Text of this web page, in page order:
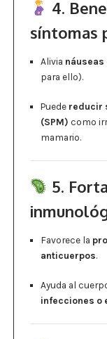
4.
síntomas
Alivia náuseas
para ello).
Puede reducir
(SPM) como
mamario.
5.
Favorece la
anticuerpos.
Ayuda al
infecciones o